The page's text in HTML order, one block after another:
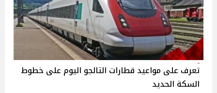
تعرف على مواعيد قطارات التالجو اليوم على خطوط
السكة الحديد